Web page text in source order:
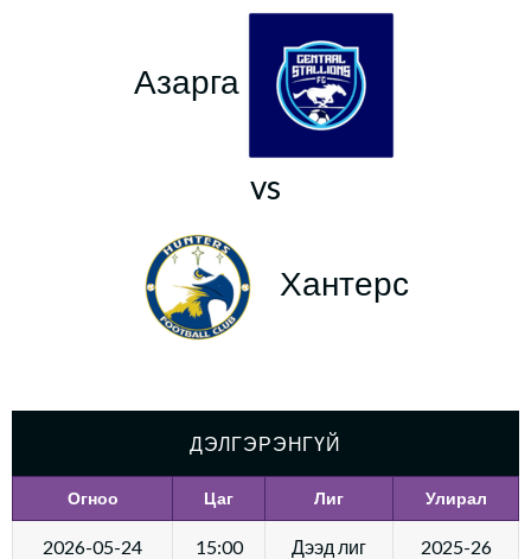
Азарга
vs
Хантерс
ДЭЛГЭРЭНГҮЙ
Огноо Цаг Лиг Улирал
2026-05-24 15:00 Дээд лиг 2025-26